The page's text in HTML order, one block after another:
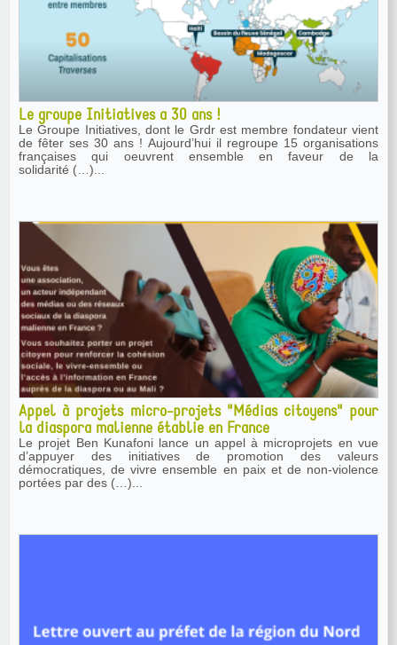
Le groupe Initiatives a 30 ans !
Le Groupe Initiatives, dont le Grdr est membre fondateur vient
de fêter ses 30 ans ! Aujourd’hui il regroupe 15 organisations
françaises qui oeuvrent ensemble en faveur de la
solidarité (…)...
Appel à projets micro-projets "Médias citoyens" pour
la diaspora malienne établie en France
Le projet Ben Kunafoni lance un appel à microprojets en vue
d’appuyer des initiatives de promotion des valeurs
démocratiques, de vivre ensemble en paix et de non-violence
portées par des (…)...